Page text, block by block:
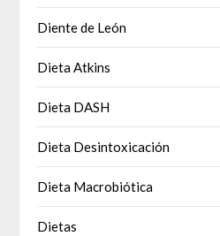
Diente de León
Dieta Atkins
Dieta DASH
Dieta Desintoxicación
Dieta Macrobiótica
Dietas